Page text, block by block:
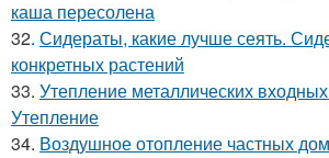
каша пересолена
32. Сидераты, какие лучше сеять.
конкретных растений
33. Утепление металлических
Утепление
34. Воздушное отопление частных